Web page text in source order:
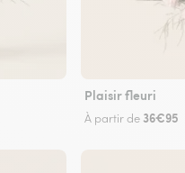
Plaisir fleuri
À partir de 36€95